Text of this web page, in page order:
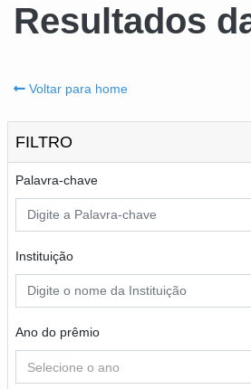
Resultados
Voltar para home
FILTRO
Palavra-chave
Instituição
Ano do prêmio
Selecione o ano